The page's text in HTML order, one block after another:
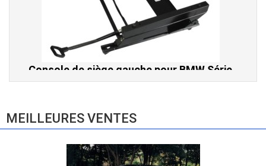
Console de siège gauche pour BMW Série
3 E46 (hors Cabriolet et CSL) et BMW X3
E83 (2004-2010)
MEILLEURES VENTES